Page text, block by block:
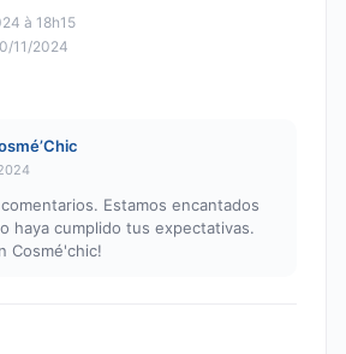
à 18h15
11/2024
Estamos encantados
haya cumplido tus expectativas.
Cosmé'chic!